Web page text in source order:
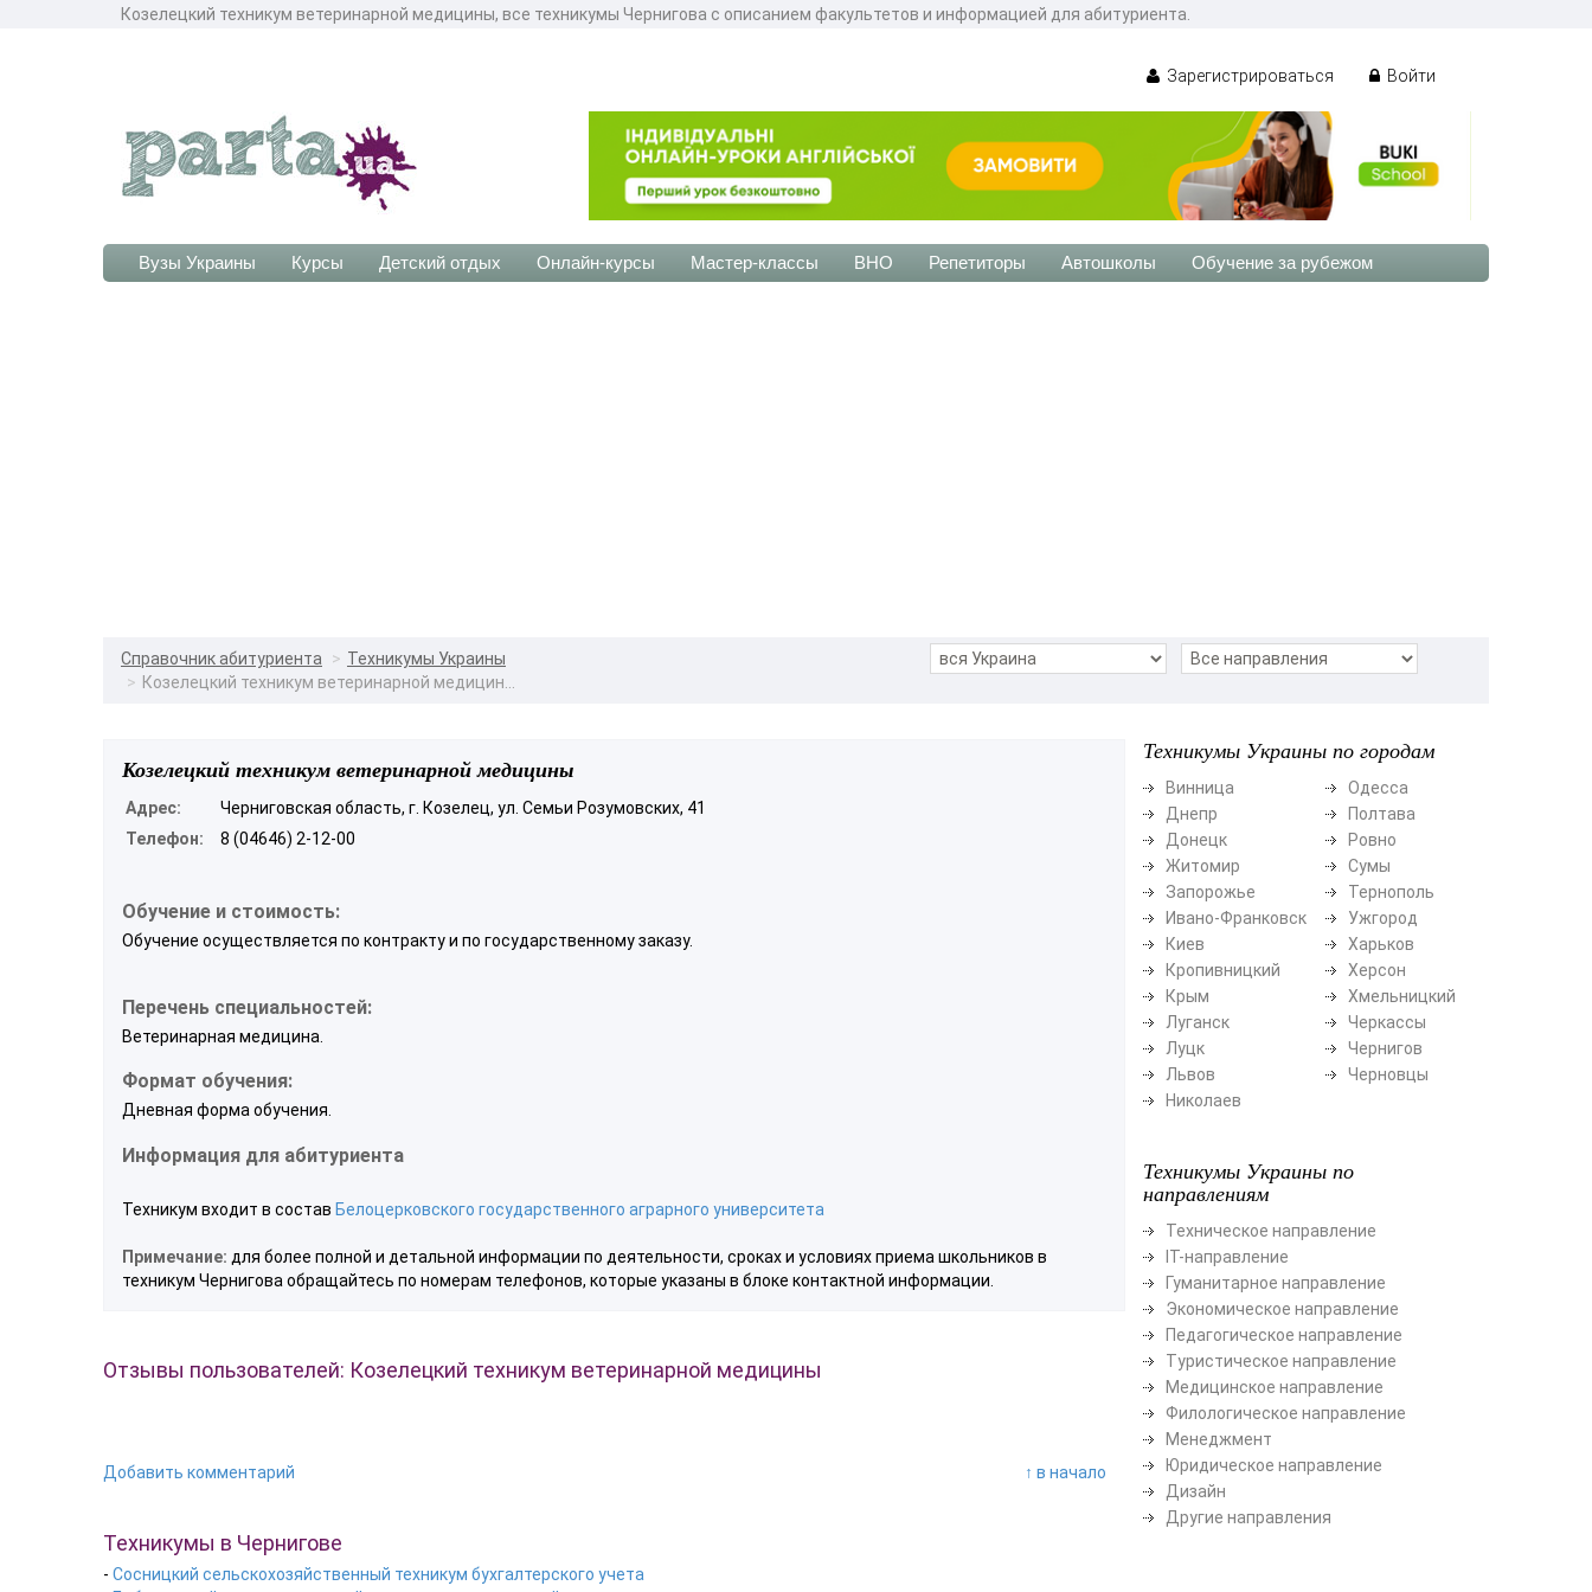
Козелецкий техникум ветеринарной медицины, все техникумы Чернигова с описанием факультетов и информацией для абитуриента.
Зарегистрироваться Войти
Вузы Украины Курсы Детский отдых Онлайн-курсы Мастер-классы ВНО Репетиторы Автошколы Обучение за рубежом
Справочник абитуриента
Техникумы Украины
Козелецкий техникум ветеринарной медицин...
Козелецкий техникум ветеринарной медицины
Адрес:
Черниговская область, г. Козелец, ул. Семьи Розумовских, 41
Телефон:
8 (04646) 2-12-00
Обучение и стоимость:
Обучение осуществляется по контракту и по государственному заказу.
Перечень специальностей:
Ветеринарная медицина.
Формат обучения:
Дневная форма обучения.
Информация для абитуриента
Техникум входит в состав Белоцерковского государственного аграрного университета
Примечание: для более полной и детальной информации по деятельности, сроках и условиях приема школьников в
техникум Чернигова обращайтесь по номерам телефонов, которые указаны в блоке контактной информации.
Отзывы пользователей: Козелецкий техникум ветеринарной медицины
Добавить комментарий ↑ в начало
Техникумы в Чернигове
- Сосницкий сельскохозяйственный техникум бухгалтерского учета
Техникумы Украины по городам
Винница
Днепр
Донецк
Житомир
Запорожье
Ивано-Франковск
Киев
Кропивницкий
Крым
Луганск
Луцк
Львов
Николаев
Одесса
Полтава
Ровно
Сумы
Тернополь
Ужгород
Харьков
Херсон
Хмельницкий
Черкассы
Чернигов
Черновцы
Техникумы Украины по
направлениям
Техническое направление
ІТ-направление
Гуманитарное направление
Экономическое направление
Педагогическое направление
Туристическое направление
Медицинское направление
Филологическое направление
Менеджмент
Юридическое направление
Дизайн
Другие направления